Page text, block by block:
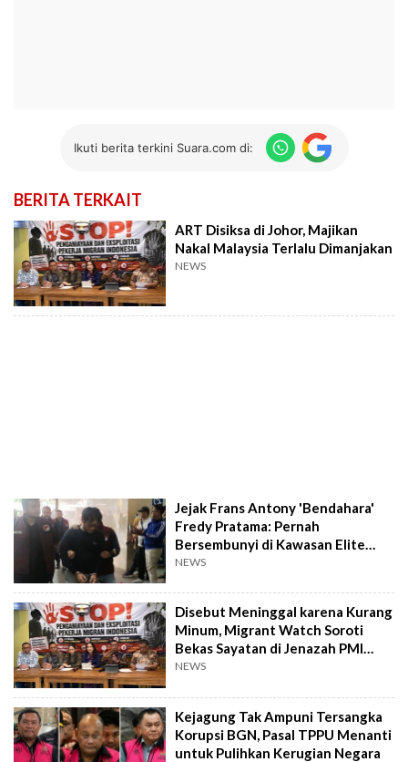
Ikuti berita terkini Suara.com di:
BERITA TERKAIT
ART Disiksa di Johor, Majikan
Nakal Malaysia Terlalu Dimanjakan
NEWS
Jejak Frans Antony 'Bendahara'
Fredy Pratama: Pernah
Bersembunyi di Kawasan Elite
Phatthanakan
NEWS
Disebut Meninggal karena Kurang
Minum, Migrant Watch Soroti
Bekas Sayatan di Jenazah PMI
NTT
NEWS
Kejagung Tak Ampuni Tersangka
Korupsi BGN, Pasal TPPU Menanti
untuk Pulihkan Kerugian Negara